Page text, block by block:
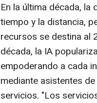
En la última década,
tiempo y la distancia,
recursos se destina al
década, la IA
empoderando a cada
mediante asistentes
servicios. "Los